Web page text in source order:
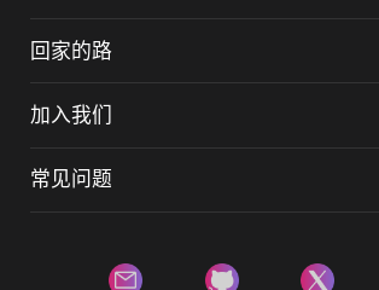
回家的路
加入我们
常见问题